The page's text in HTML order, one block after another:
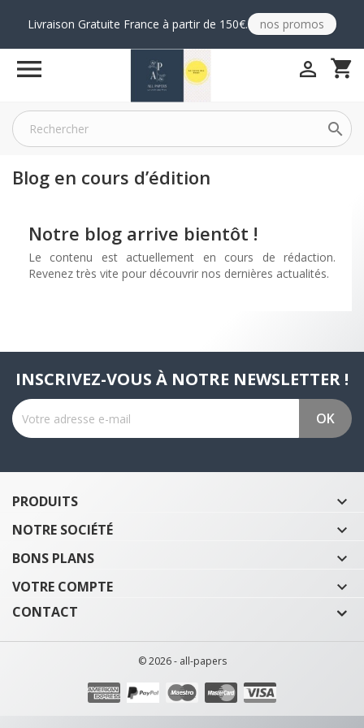
Livraison Gratuite France à partir de 150€. nos promos
 shopping_cart


Blog en cours d’édition
Notre blog arrive bientôt !
Le contenu est actuellement en cours de rédaction.
Revenez très vite pour découvrir nos dernières actualités.
INSCRIVEZ-VOUS À NOTRE NEWSLETTER !
PRODUITS 
NOTRE SOCIÉTÉ 
BONS PLANS 
VOTRE COMPTE 
CONTACT
© 2026 - all-papers